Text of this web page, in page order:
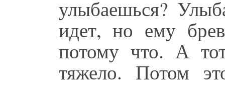
улыбаешься?
идет, но ему
потому что. А
тяжело. Потом